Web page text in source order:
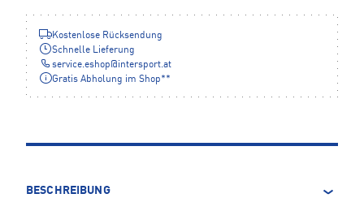
Kostenlose Rücksendung
Schnelle Lieferung
service.eshop@intersport.at
Gratis Abholung im Shop**
BESCHREIBUNG